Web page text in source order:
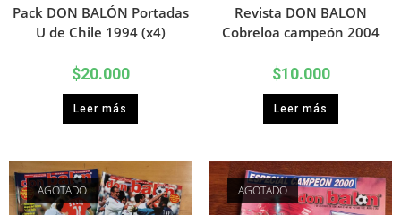
Pack DON BALÓN Portadas
U de Chile 1994 (x4)
$20.000
Leer más
Revista DON BALON
Cobreloa campeón 2004
$10.000
Leer más
AGOTADO AGOTADO